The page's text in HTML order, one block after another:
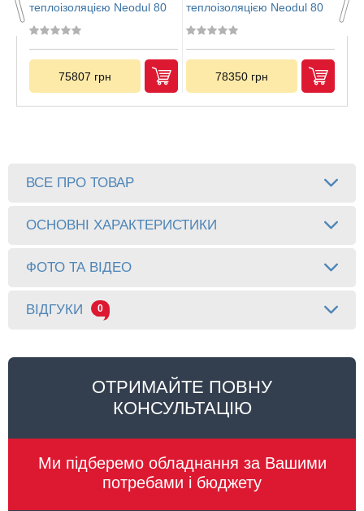
теплоізоляцією Neodul 80
мм
75807 грн
теплоізоляцією Neodul 80
мм
78350 грн
мм
ВСЕ ПРО ТОВАР
ОСНОВНІ ХАРАКТЕРИСТИКИ
ФОТО ТА ВІДЕО
ВІДГУКИ 0
ОТРИМАЙТЕ ПОВНУ
КОНСУЛЬТАЦІЮ
Ми підберемо обладнання за Вашими
потребами і бюджету